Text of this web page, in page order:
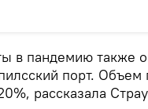
в пандемию также
порт. Объем
рассказала